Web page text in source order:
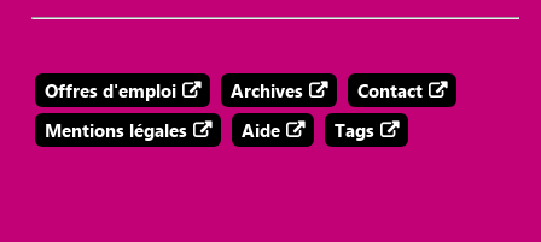
Offres d'emploi Archives
Contact
Mentions légales
Aide Tags